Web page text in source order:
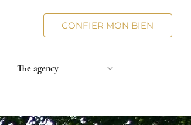
CONFIER MON BIEN
The agency